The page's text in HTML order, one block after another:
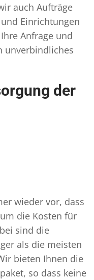
auch Aufträge
Einrichtungen
Anfrage und
unverbindliches
der
wieder vor, dass
die Kosten für
sind die
als die meisten
bieten Ihnen die
so dass keine